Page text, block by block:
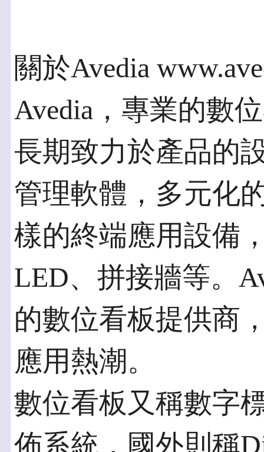
關於Avedia
Avedia，專業的數
長期致力於產品的
管理軟體，多元化
樣的終端應用設備
LED、拼接牆等。
的數位看板提供商
應用熱潮。
數位看板又稱數字
佈系統，國外則稱